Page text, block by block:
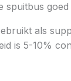
spuitbus
als
is 5-10%